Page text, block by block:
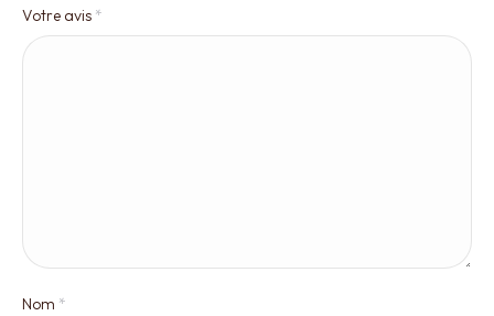
Votre avis *
Nom *